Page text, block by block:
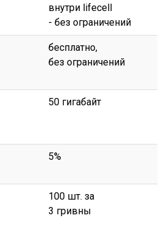
внутри lifecell
- без ограничений
бесплатно,
без ограничений
50 гигабайт
5%
100 шт. за
3 гривны